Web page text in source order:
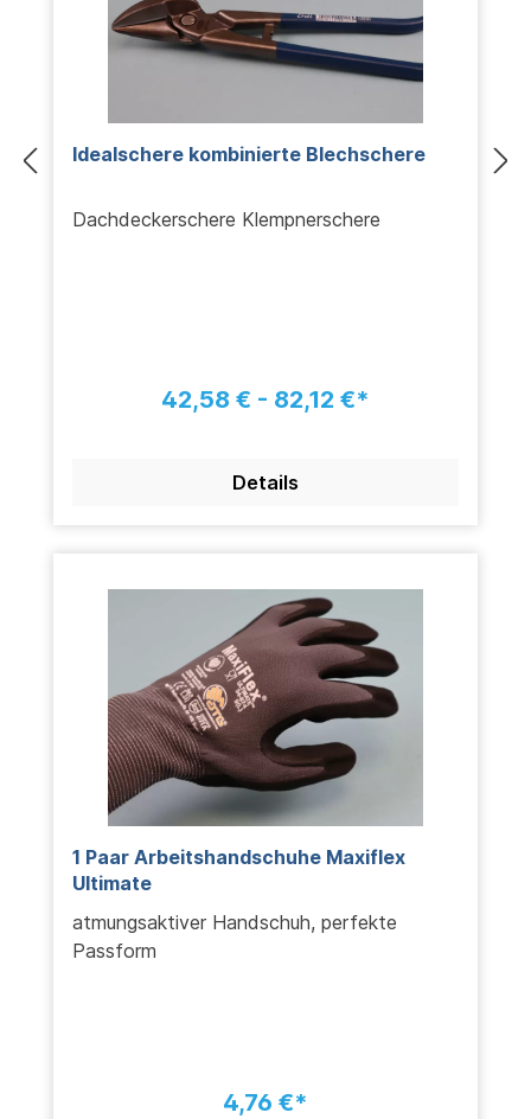
Idealschere kombinierte Blechschere
Dachdeckerschere Klempnerschere
42,58 € - 82,12 €*
Details
1 Paar Arbeitshandschuhe Maxiflex
Ultimate
atmungsaktiver Handschuh, perfekte
Passform
4,76 €*